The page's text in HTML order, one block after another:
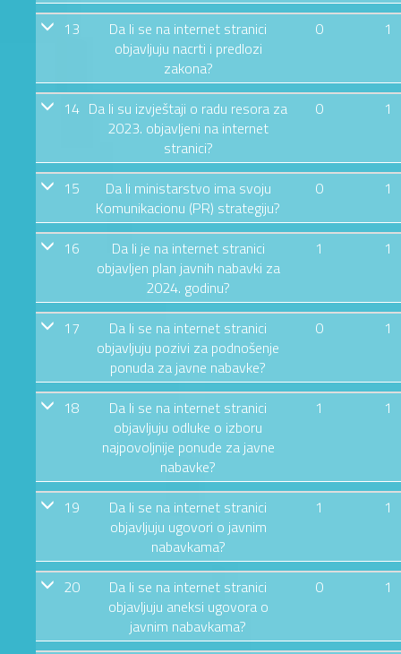
13
Da li se na internet stranici
objavljuju nacrti i predlozi
zakona?
0 1
14 Da li su izvještaji o radu resora za
2023. objavljeni na internet
stranici?
0 1
15
Da li ministarstvo ima svoju
Komunikacionu (PR) strategiju?
0 1
16
Da li je na internet stranici
objavljen plan javnih nabavki za
2024. godinu?
1 1
17
Da li se na internet stranici
objavljuju pozivi za podnošenje
ponuda za javne nabavke?
0 1
18
Da li se na internet stranici
objavljuju odluke o izboru
najpovoljnije ponude za javne
nabavke?
1 1
19
Da li se na internet stranici
objavljuju ugovori o javnim
nabavkama?
1 1
20
Da li se na internet stranici
objavljuju aneksi ugovora o
javnim nabavkama?
0 1